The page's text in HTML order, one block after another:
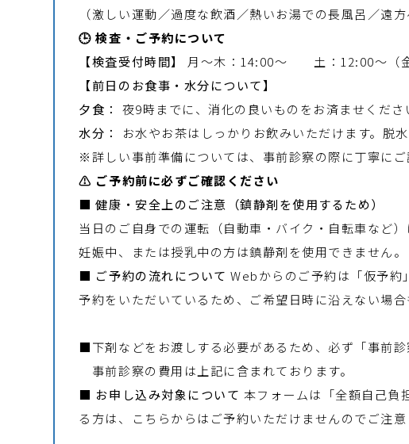
（激しい運動／過度な飲酒／熱いお湯での長風呂／遠
🕒 検査・ご予約について
【検査受付時間】
月～木：14:00～ 土：12:00～（金
【前日のお食事・水分について】
夕食： 夜9時までに、消化の良いものをお済ませくださ
水分：
お水やお茶はしっかりお飲みいただけます。脱
※詳しい事前準備については、事前診察の際に丁寧にご
⚠️ ご予約前に必ずご確認ください
■ 健康・安全上のご注意（鎮静剤を使用するため）
当日のご自身での運転（自動車・バイク・自転車など）
妊娠中、または授乳中の方は鎮静剤を使用できません。
■ ご予約の流れについて Webからのご予約は「仮予約
予約をいただいているため、ご希望日時に沿えない場
■下剤などをお渡しする必要があるため、必ず「事前
事前診察の費用は上記に含まれております。
■ お申し込み対象について 本フォームは「全額自己負
る方は、こちらからはご予約いただけませんのでご注意